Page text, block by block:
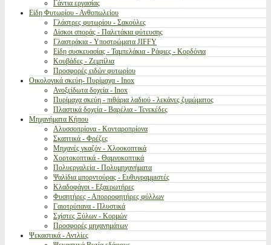
Γάντια εργασίας
Είδη Φυτωρίου - Ανθοπωλείου
Γλάστρες φυτωρίου - Σακούλες
Δίσκοι σποράς - Παλετάκια φύτευσης
Γλαστράκια - Υποστρώματα JIFFY
Είδη συσκευασίας - Ταμπελάκια - Ράφιες - Κορδόνια
Κουβάδες - Ζεμπίλια
Προσφορές ειδών φυτωρίου
Οικολογικά σκεύη- Πυρίμαχα - Inox
Ανοξείδωτα δοχεία - Inox
Πυρίμαχα σκεύη - πιθάρια λαδιού - λεκάνες ζυμώματος
Πλαστικά δοχεία - Βαρέλια - Τενεκέδες
Μηχανήματα Κήπου
Αλυσσοπρίονα - Κονταροπρίονα
Σκαπτικά - Φρέζες
Μηχανές γκαζόν - Χλοοκοπτικά
Χορτοκοπτικά - Θαμνοκοπτικά
Πολυεργαλεία - Πολυμηχανήματα
Ψαλίδια μπορντούρας - Ευθυγραμμιστές
Κλαδοφάγοι - Εξαερωτήρες
Φυσητήρες - Απορροφητήρες φύλλων
Γαιοτρύπανα - Πλυστικά
Σχίστες Ξύλων - Κορμών
Προσφορές μηχανημάτων
Ψεκαστικά - Αντλίες